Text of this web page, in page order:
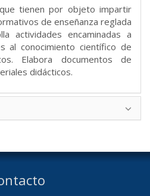
tienen por objeto impartir
de enseñanza reglada
actividades encaminadas a
al conocimiento científico de
Elabora documentos de
didácticos.